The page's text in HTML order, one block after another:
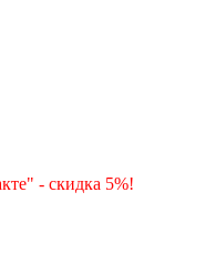
- скидка 5%!